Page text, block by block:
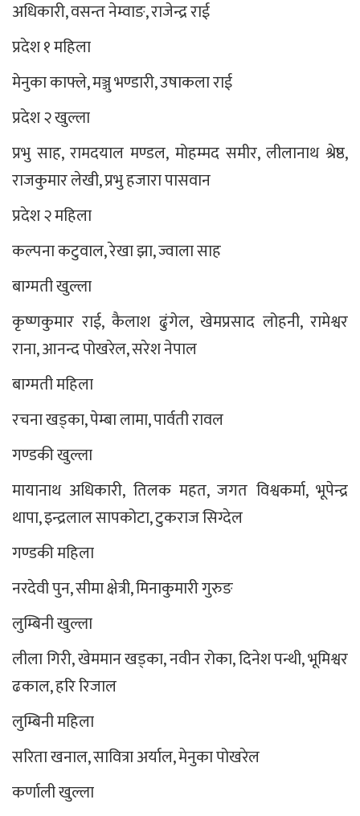
अधिकारी, वसन्त नेम्वाङ, राजेन्द्र राई
प्रदेश १ महिला
मेनुका काफ्ले, मञ्जु भण्डारी, उषाकला राई
प्रदेश २ खुल्ला
प्रभु साह, रामदयाल मण्डल, मोहम्मद समीर, लीलानाथ श्रेष्ठ,
राजकुमार लेखी, प्रभु हजारा पासवान
प्रदेश २ महिला
कल्पना कटुवाल, रेखा झा, ज्वाला साह
बाग्मती खुल्ला
कृष्णकुमार राई, कैलाश ढुंगेल, खेमप्रसाद लोहनी, रामेश्वर
राना, आनन्द पोखरेल, सरेश नेपाल
बाग्मती महिला
रचना खड्का, पेम्बा लामा, पार्वती रावल
गण्डकी खुल्ला
मायानाथ अधिकारी, तिलक महत, जगत विश्वकर्मा, भूपेन्द्र
थापा, इन्द्रलाल सापकोटा, टुकराज सिग्देल
गण्डकी महिला
नरदेवी पुन, सीमा क्षेत्री, मिनाकुमारी गुरुङ
लुम्बिनी खुल्ला
लीला गिरी, खेममान खड्का, नवीन रोका, दिनेश पन्थी, भूमिश्वर
ढकाल, हरि रिजाल
लुम्बिनी महिला
सरिता खनाल, सावित्रा अर्याल, मेनुका पोखरेल
कर्णाली खुल्ला